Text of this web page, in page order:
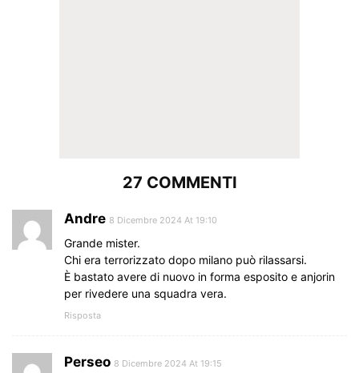
27 COMMENTI
Andre 8 Dicembre 2024 At 19:10
Grande mister.
Chi era terrorizzato dopo milano può rilassarsi.
È bastato avere di nuovo in forma esposito e anjorin
per rivedere una squadra vera.
Risposta
Perseo 8 Dicembre 2024 At 19:15